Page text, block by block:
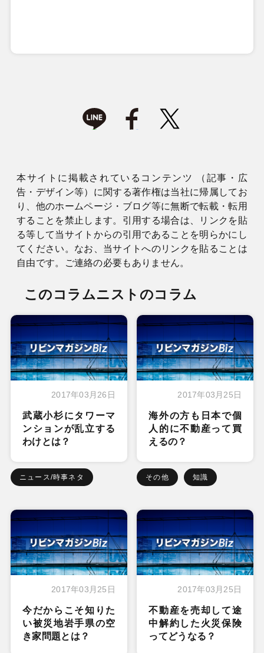
本サイトに掲載されているコンテンツ （記事・広
告・デザイン等）に関する著作権は当社に帰属してお
り、他のホームページ・ブログ等に無断で転載・転用
することを禁止します。引用する場合は、リンクを貼
る等して当サイトからの引用であることを明らかにし
てください。なお、当サイトへのリンクを貼ることは
自由です。ご連絡の必要もありません。
このコラムニストのコラム
2017年03月26日
武蔵小杉にタワーマ
ンションが乱立する
わけとは？
ニュース/時事ネタ
2017年03月25日
海外の方も日本で個
人的に不動産って買
えるの？
その他 知識
2017年03月25日
今だからこそ知りた
い被災地岩手県の空
き家問題とは？
2017年03月25日
不動産を売却して途
中解約した火災保険
ってどうなる？